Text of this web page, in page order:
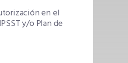
en el
y/o Plan de